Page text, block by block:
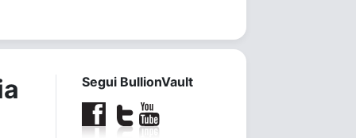
Segui BullionVault